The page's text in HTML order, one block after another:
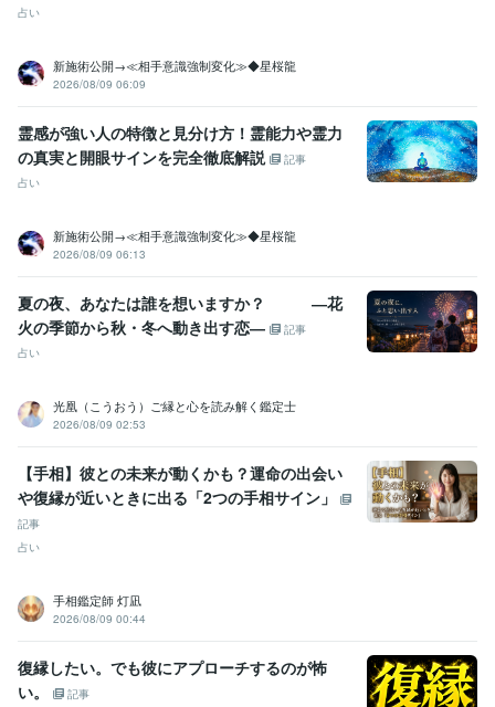
占い
新施術公開→≪相手意識強制変化≫◆星桜龍
2026/08/09 06:09
霊感が強い人の特徴と見分け方！霊能力や霊力
の真実と開眼サインを完全徹底解説
記事
占い
新施術公開→≪相手意識強制変化≫◆星桜龍
2026/08/09 06:13
夏の夜、あなたは誰を想いますか？ ―花
火の季節から秋・冬へ動き出す恋―
記事
占い
光凰（こうおう）ご縁と心を読み解く鑑定士
2026/08/09 02:53
【手相】彼との未来が動くかも？運命の出会い
や復縁が近いときに出る「2つの手相サイン」
記事
占い
手相鑑定師 灯凪
2026/08/09 00:44
復縁したい。でも彼にアプローチするのが怖
い。
記事